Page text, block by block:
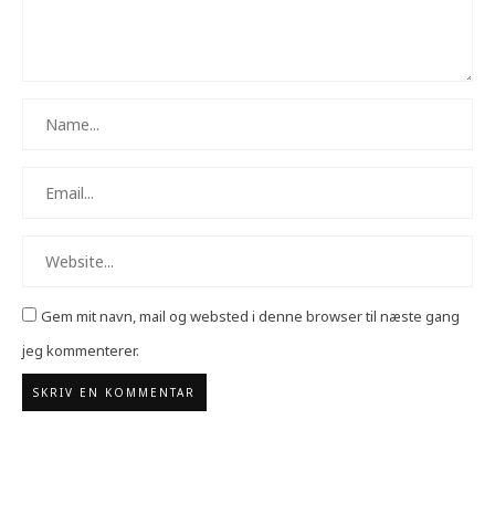
Gem mit navn, mail og websted i denne browser til næste gang
jeg kommenterer.